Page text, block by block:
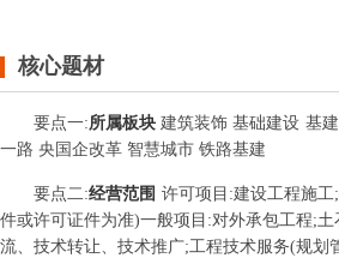
核心题材
要点一:所属板块建筑装饰 基础建设 基
一路 央国企改革 智慧城市 铁路基建
要点二:经营范围 许可项目:建设工程施
件或许可证件为准)一般项目:对外承包工程;
流、技术转让、技术推广;工程技术服务(规